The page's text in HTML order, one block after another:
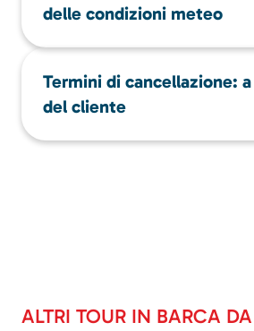
delle condizioni meteo
Termini di cancellazione: a
del cliente
ALTRI TOUR IN BARCA